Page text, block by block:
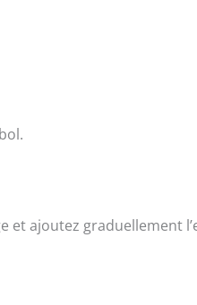
et ajoutez graduellement